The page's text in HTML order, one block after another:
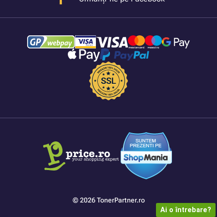
© 2026 TonerPartner.ro
Ai o întrebare?